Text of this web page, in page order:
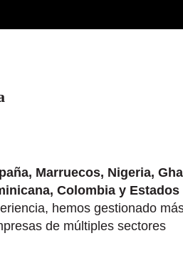
Marruecos, Nigeria,
Colombia y
hemos gestionado
de múltiples sectores